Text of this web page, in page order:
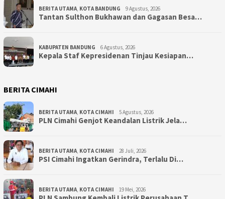
BERITA UTAMA, KOTA BANDUNG 9 Agustus, 2026
Tantan Sulthon Bukhawan dan Gagasan Besa…
KABUPATEN BANDUNG 6 Agustus, 2026
Kepala Staf Kepresidenan Tinjau Kesiapan…
BERITA CIMAHI
BERITA UTAMA, KOTA CIMAHI 5 Agustus, 2026
PLN Cimahi Genjot Keandalan Listrik Jela…
BERITA UTAMA, KOTA CIMAHI 28 Juli, 2026
PSI Cimahi Ingatkan Gerindra, Terlalu Di…
BERITA UTAMA, KOTA CIMAHI 19 Mei, 2026